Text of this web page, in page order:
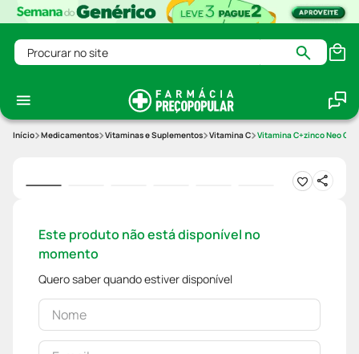
Procurar no site
Medicamentos Vitaminas e Suplementos Vitamina C Vitamina C+zinco Neo
Este produto não está disponível no
momento
Quero saber quando estiver disponível